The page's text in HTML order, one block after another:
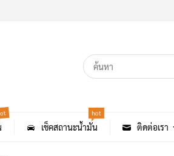
เช็คสถานะน้ำมัน
hot
ติดต่อเรา